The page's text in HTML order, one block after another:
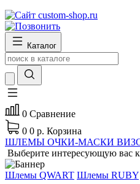
Каталог
0 Сравнение
0 0 р. Корзина
ШЛЕМЫ ОЧКИ-МАСКИ
Выберите интересующую вас
Шлемы QWART Шлемы RUBY